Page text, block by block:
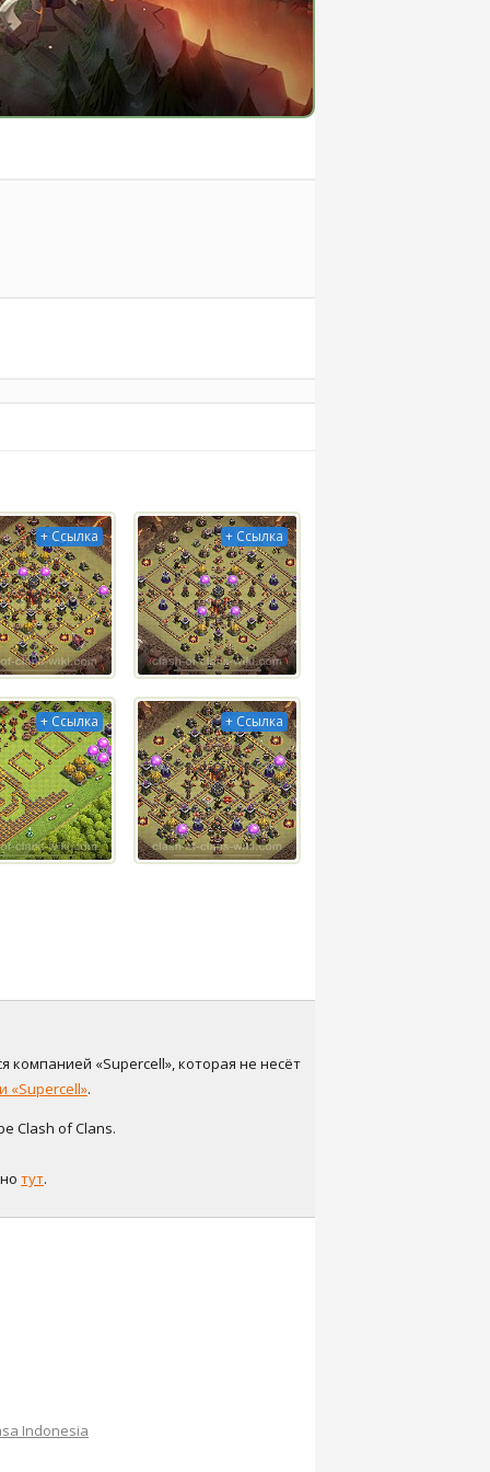
+ Ссылка + Ссылка
+ Ссылка + Ссылка
компанией «Supercell», которая не несёт
«Supercell».
Clash of Clans.
тут.
Indonesia